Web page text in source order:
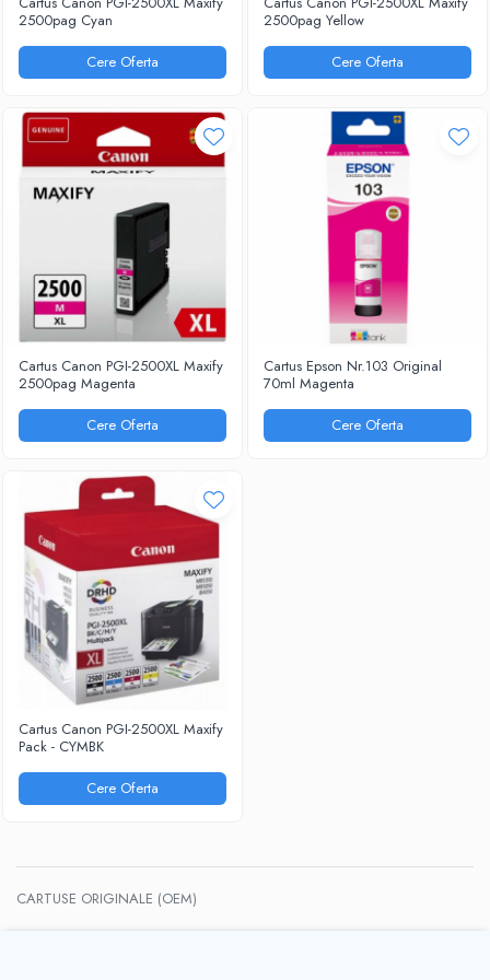
ERGONOMICE
SCAUNE PROFESIONAL-
INDUSTRIAL-LABORATOARE
SCAUNE VIZITATOR
MESE REGLABILE & BANCI
MOBILIER EDUCATIONAL
MOBILIER DE BIROU
MOBILIER METALIC
2500pag Cyan
Cere Oferta
2500pag Yellow
Cere Oferta
Cartus Canon PGI-2500XL Maxify
2500pag Magenta
Cere Oferta
Cartus Epson Nr.103 Original
70ml Magenta
Cere Oferta
Cartus Canon PGI-2500XL Maxify
Pack - CYMBK
Cere Oferta
CARTUSE ORIGINALE (OEM)